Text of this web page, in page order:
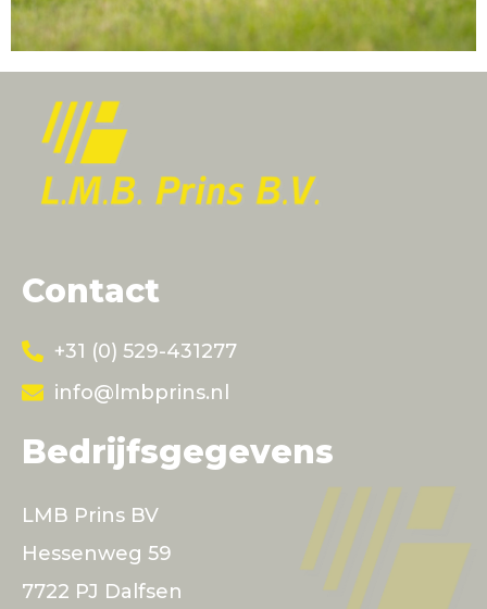
Contact
+31 (0) 529-431277
info@lmbprins.nl
Bedrijfsgegevens
LMB Prins BV
Hessenweg 59
7722 PJ Dalfsen